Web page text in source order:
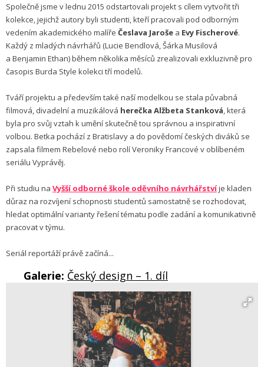
Společně jsme v lednu 2015 odstartovali projekt s cílem vytvořit tři
kolekce, jejichž autory byli studenti, kteří pracovali pod odborným
vedením akademického malíře Česlava Jaroše a Evy Fischerové.
Každý z mladých návrhářů (Lucie Bendlová, Šárka Musilová
a Benjamin Ethan) během několika měsíců zrealizovali exkluzivně pro
časopis Burda Style kolekci tří modelů.
Tváří projektu a především také naší modelkou se stala půvabná
filmová, divadelní a muzikálová herečka Alžbeta Stanková, která
byla pro svůj vztah k umění skutečně tou správnou a inspirativní
volbou. Betka pochází z Bratislavy a do povědomí českých diváků se
zapsala filmem Rebelové nebo rolí Veroniky Francové v oblíbeném
seriálu Vyprávěj.
Při studiu na Vyšší odborné škole oděvního návrhářstvíje kladen
důraz na rozvíjení schopnosti studentů samostatně se rozhodovat,
hledat optimální varianty řešení tématu podle zadání a komunikativně
pracovat v týmu.
Seriál reportáží právě začíná...
Galerie: Český design – 1. díl